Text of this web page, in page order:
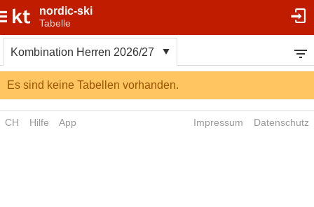
nordic-ski
Tabelle
Kombination Herren 2026/27
Es sind keine Tabellen vorhanden.
CH Hilfe App Impressum Datenschutz